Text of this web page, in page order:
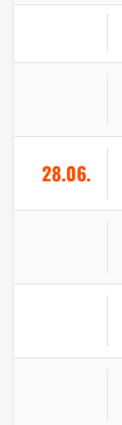
28.06.